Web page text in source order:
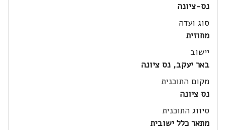
נס-ציונה
סוג ועדה
מחוזית
יישוב
באר יעקב, נס ציונה
מקום התוכנית
נס ציונה
סיווג התוכנית
מתאר כלל ישובית